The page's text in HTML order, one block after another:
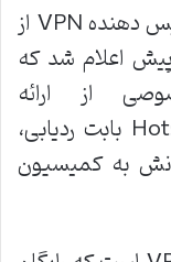
همچنان که اخیرا جاسوسی یک سرویس دهنده VPN از
اعلام شد که
از ارائه
دهنده سرویس Hotspot Shield VPN بابت ردیابی،
به کمیسیون